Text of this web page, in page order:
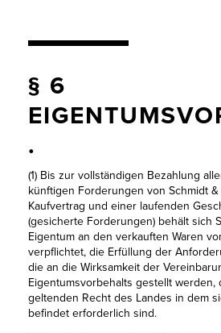
§ 6
.
(1) Bis zur vollständigen Bezahlung
künftigen Forderungen von Schmidt
Kaufvertrag und einer laufenden
(gesicherte Forderungen) behält sich
Eigentum an den verkauften Waren
verpflichtet, die Erfüllung der
die an die Wirksamkeit der
Eigentumsvorbehalts gestellt werden,
geltenden Recht des Landes in dem
befindet erforderlich sind.